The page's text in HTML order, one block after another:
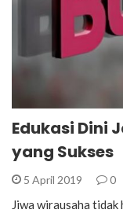
Edukasi Dini
yang Sukses
5 April 2019 0
Jiwa wirausaha tidak